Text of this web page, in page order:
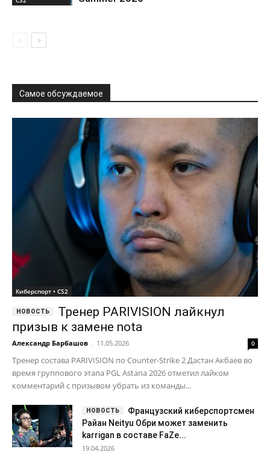
Самое обсуждаемое
Киберспорт • CS2
Тренер PARIVISION лайкнул
призыв к замене nota
Александр Барбашов - 11.05.2026 0
Тренер состава PARIVISION по Counter-Strike 2 Дастан Акбаев во
время группового этапа PGL Astana 2026 отметил лайком
комментарий с призывом убрать из команды...
Французский киберспортсмен
Райан Neityu Обри может заменить
karrigan в составе FaZe...
19.04.2026